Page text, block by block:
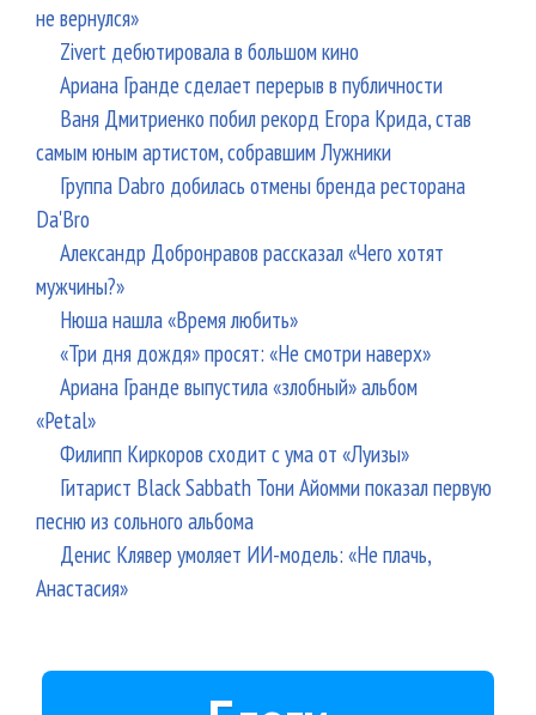
не вернулся»
Zivert дебютировала в большом кино
Ариана Гранде сделает перерыв в публичности
Ваня Дмитриенко побил рекорд Егора Крида, став
самым юным артистом, собравшим Лужники
Группа Dabro добилась отмены бренда ресторана
Da'Bro
Александр Добронравов рассказал «Чего хотят
мужчины?»
Нюша нашла «Время любить»
«Три дня дождя» просят: «Не смотри наверх»
Ариана Гранде выпустила «злобный» альбом
«Petal»
Филипп Киркоров сходит с ума от «Луизы»
Гитарист Black Sabbath Тони Айомми показал первую
песню из сольного альбома
Денис Клявер умоляет ИИ-модель: «Не плачь,
Анастасия»